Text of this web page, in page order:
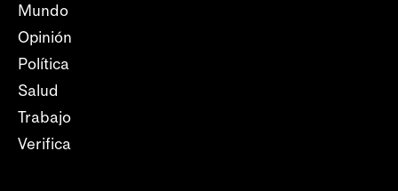
Mundo
Opinión
Política
Salud
Trabajo
Verifica